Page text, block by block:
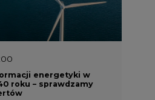
energetyki w
roku – sprawdzamy